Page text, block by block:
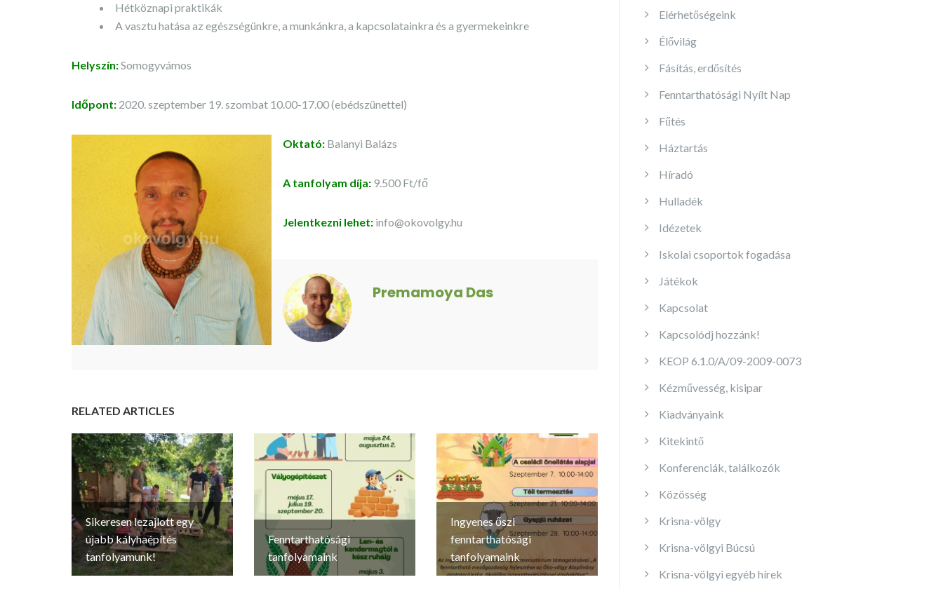
Hétköznapi praktikák
A vasztu hatása az egészségünkre, a munkánkra, a kapcsolatainkra és a gyermekeinkre
Helyszín:Somogyvámos
Időpont: 2020. szeptember 19. szombat 10.00-17.00 (ebédszünettel)
Oktató: Balanyi Balázs
A tanfolyam díja: 9.500 Ft/fő
Jelentkezni lehet: info@okovolgy.hu
Premamoya Das
RELATED ARTICLES
Sikeresen lezajlott egy
újabb kályhaépítés
tanfolyamunk!
Fenntarthatósági
tanfolyamaink
Ingyenes őszi
fenntarthatósági
tanfolyamaink
Elérhetőségeink
Élővilág
Fásítás, erdősítés
Fenntarthatósági Nyílt Nap
Fűtés
Háztartás
Híradó
Hulladék
Idézetek
Iskolai csoportok fogadása
Játékok
Kapcsolat
Kapcsolódj hozzánk!
KEOP 6.1.0/A/09-2009-0073
Kézművesség, kisipar
Kiadványaink
Kitekintő
Konferenciák, találkozók
Közösség
Krisna-völgy
Krisna-völgyi Búcsú
Krisna-völgyi egyéb hírek